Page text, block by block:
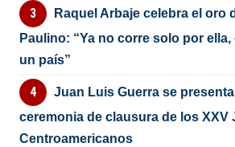
Raquel Arbaje celebra el oro
Paulino: “Ya no corre solo por
un país”
Juan Luis Guerra se
ceremonia de clausura de los XXV
Centroamericanos